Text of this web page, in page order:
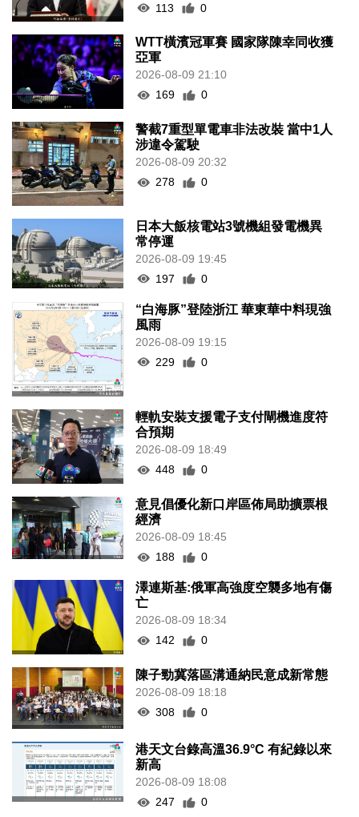
113
0
WTT橫濱冠軍賽 國家隊陳幸同收獲
亞軍
2026-08-09 21:10
169
0
警截7重型單電車非法改裝 當中1人
涉違令駕駛
2026-08-09 20:32
278
0
日本大飯核電站3號機組發電機異
常停運
2026-08-09 19:45
197
0
“白海豚”登陸浙江 華東華中料現強
風雨
2026-08-09 19:15
229
0
輕軌安裝支援電子支付閘機進度符
合預期
2026-08-09 18:49
448
0
意見倡優化新口岸區佈局助擴票根
經濟
2026-08-09 18:45
188
0
澤連斯基:俄軍高強度空襲多地有傷
亡
2026-08-09 18:34
142
0
陳子勁冀落區溝通納民意成新常態
2026-08-09 18:18
308
0
港天文台錄高溫36.9°C 有紀錄以來
新高
2026-08-09 18:08
247
0